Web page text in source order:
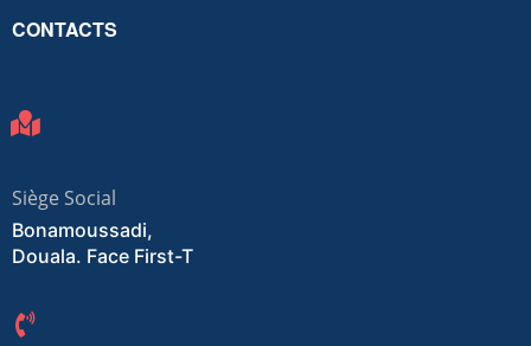
CONTACTS
Siège Social
Bonamoussadi,
Douala. Face First-T